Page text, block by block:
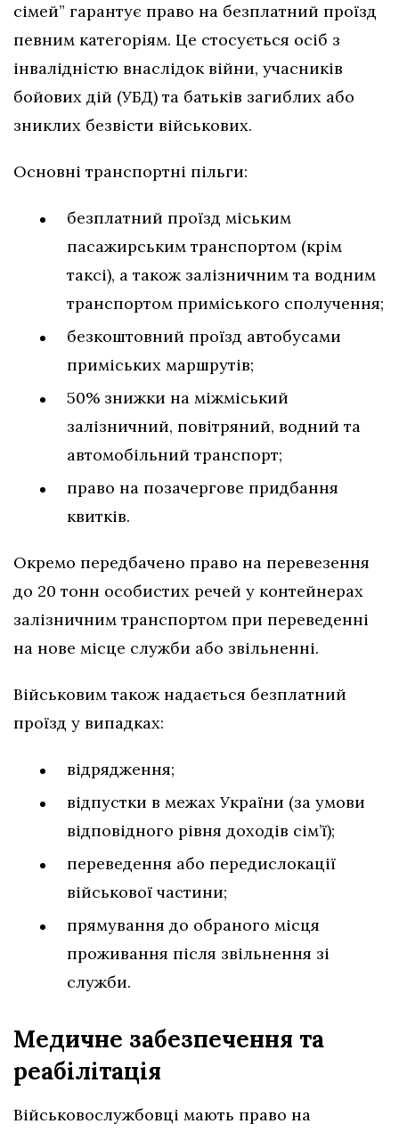
сімей” гарантує право на безплатний проїзд
певним категоріям. Це стосується осіб з
інвалідністю внаслідок війни, учасників
бойових дій (УБД) та батьків загиблих або
зниклих безвісти військових.
Основні транспортні пільги:
безплатний проїзд міським
пасажирським транспортом (крім
таксі), а також залізничним та водним
транспортом приміського сполучення;
безкоштовний проїзд автобусами
приміських маршрутів;
50% знижки на міжміський
залізничний, повітряний, водний та
автомобільний транспорт;
право на позачергове придбання
квитків.
Окремо передбачено право на перевезення
до 20 тонн особистих речей у контейнерах
залізничним транспортом при переведенні
на нове місце служби або звільненні.
Військовим також надається безплатний
проїзд у випадках:
відрядження;
відпустки в межах України (за умови
відповідного рівня доходів сім’ї);
переведення або передислокації
військової частини;
прямування до обраного місця
проживання після звільнення зі
служби.
Медичне забезпечення та
реабілітація
Військовослужбовці мають право на